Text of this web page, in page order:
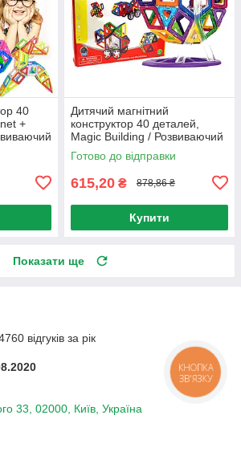
40
+
дітей
Дитячий магнітний
конструктор 40 деталей,
Magic Building / Розвиваючий
конструктор для дітей /
Конструктор 3D
Готово до відправки
615,20 ₴ 878,86 ₴
Купити
Показати ще
відгуків за рік
33, 02000, Київ, Україна
КНОПКА
ЗВ'ЯЗКУ